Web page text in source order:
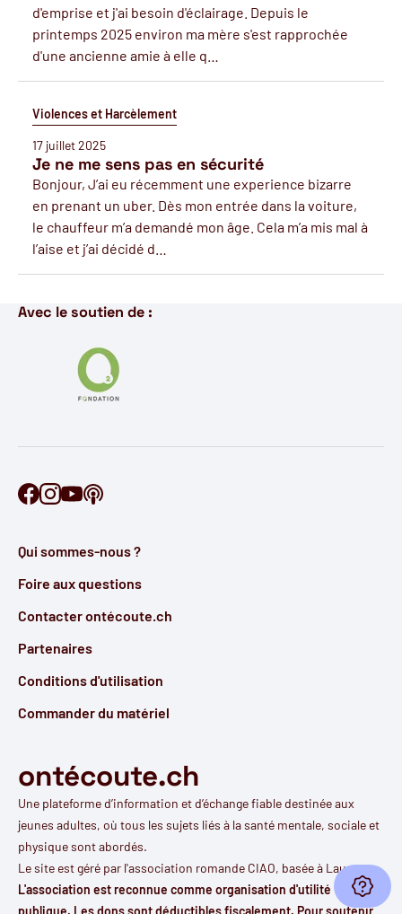
d'emprise et j'ai besoin d'éclairage. Depuis le
printemps 2025 environ ma mère s'est rapprochée
d'une ancienne amie à elle q…
Violences et Harcèlement
17 juillet 2025
Je ne me sens pas en sécurité
Bonjour, J’ai eu récemment une experience bizarre
en prenant un uber. Dès mon entrée dans la voiture,
le chauffeur m’a demandé mon âge. Cela m’a mis mal à
l’aise et j’ai décidé d…
Avec le soutien de :
Retrouve Ontécoute sur Facebook
Retrouve Ontécoute sur Instagram
Retrouve Ontécoute sur YouTube
Qui sommes-nous ?
Foire aux questions
Contacter ontécoute.ch
Partenaires
Conditions d'utilisation
Commander du matériel
ontécoute.ch
Une plateforme d’information et d’échange fiable destinée aux
jeunes adultes, où tous les sujets liés à la santé mentale, sociale et
physique sont abordés.
Le site est géré par l'association romande CIAO, basée à Lausanne.
L'association est reconnue comme organisation d'utilité
publique. Les dons sont déductibles fiscalement. Pour soutenir